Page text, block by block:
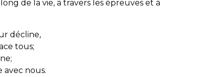
de la vie, à travers les épreuves et à
décline,
tous;
avec nous.